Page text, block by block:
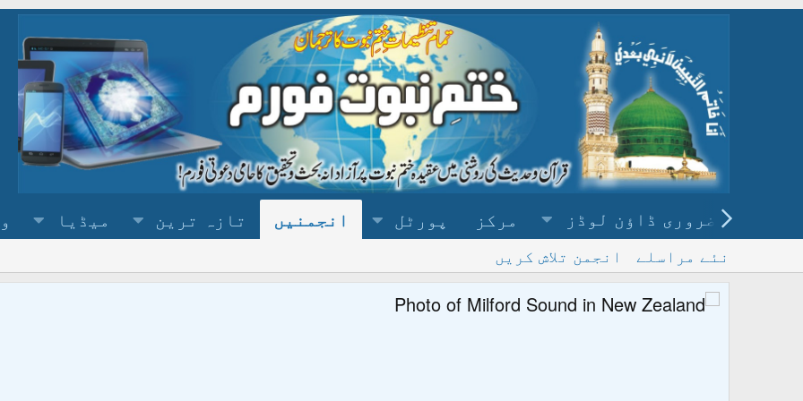
ضروری ڈاؤن لوڈز مرکز پورٹل انجمنیں تازہ ترین میڈیا
نئے مراسلے انجمن تلاش کریں